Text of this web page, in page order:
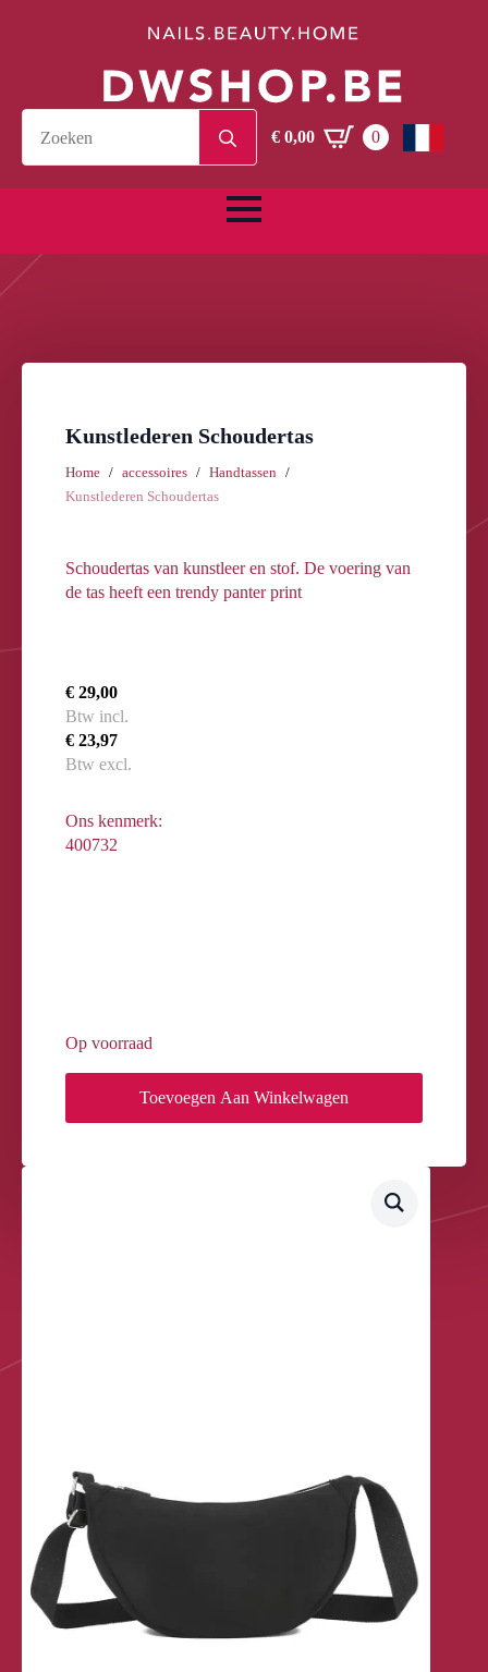
for:€0,00 0
Kunstlederen Schoudertas
Home accessoires
Handtassen
Kunstlederen Schoudertas
Schoudertas van kunstleer en stof. De voering van
de tas heeft een trendy panter print
€ 29,00
Btw incl.
€ 23,97
Btw excl.
Ons kenmerk:
400732
Op voorraad
Toevoegen Aan Winkelwagen